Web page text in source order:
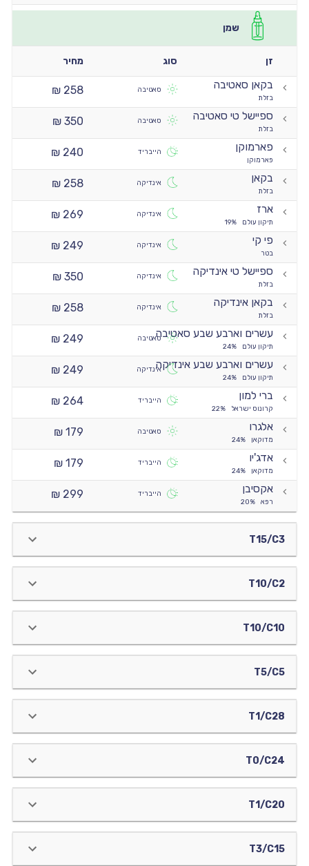
שמן
זן סוג מחיר
בקאן סאטיבה
בזלת
סאטיבה
258 ₪
ספיישל טי סאטיבה
בזלת
סאטיבה
350 ₪
פארמוקן
פארמוקן
הייבריד
240 ₪
בקאן
בזלת
אינדיקה
258 ₪
ארז
תיקון עולם 19%
אינדיקה
269 ₪
פי קי
בטר
אינדיקה
249 ₪
ספיישל טי אינדיקה
בזלת
אינדיקה
350 ₪
בקאן אינדיקה
בזלת
אינדיקה
258 ₪
עשרים וארבע שבע סאטיבה
תיקון עולם 24%
סאטיבה
249 ₪
עשרים וארבע שבע אינדיקה
תיקון עולם 24%
אינדיקה
249 ₪
ברי למון
קרונוס ישראל 22%
הייבריד
264 ₪
אלגרו
מדוקאן 24%
סאטיבה
179 ₪
אדג'יו
מדוקאן 24%
הייבריד
179 ₪
אקסיבן
רפא 20%
הייבריד 299 ₪
T15/C3
T10/C2
T10/C10
T5/C5
T1/C28
T0/C24
T1/C20
T3/C15